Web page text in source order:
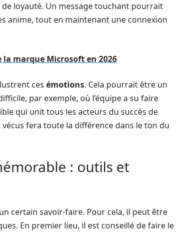
loyauté. Un message touchant pourrait
anime, tout en maintenant une connexion
marque Microsoft en 2026
ces émotions. Cela pourrait être un
par exemple, où l’équipe a su faire
qui unit tous les acteurs du succès de
fera toute la différence dans le ton du
: outils et
certain savoir-faire. Pour cela, il peut être
En premier lieu, il est conseillé de faire le